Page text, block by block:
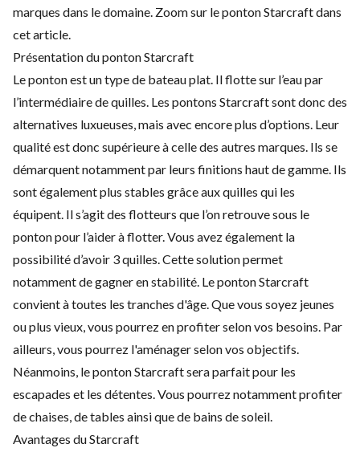
marques dans le domaine. Zoom sur leponton Starcraftdans
cet article.
Présentation du ponton Starcraft
Lepontonest un type de bateau plat. Il flotte sur l’eau par
l’intermédiaire de quilles. Les pontons Starcraft sont donc des
alternatives luxueuses, mais avec encore plus d’options. Leur
qualité est donc supérieure à celle des autres marques. Ils se
démarquent notamment par leurs finitions haut de gamme. Ils
sont également plus stables grâce aux quilles qui les
équipent. Il s’agit des flotteurs que l’on retrouve sous le
ponton pour l’aider à flotter. Vous avez également la
possibilité d’avoir 3 quilles. Cette solution permet
notamment de gagner en stabilité. Le ponton Starcraft
convient à toutes les tranches d'âge. Que vous soyez jeunes
ou plus vieux, vous pourrez en profiter selon vos besoins. Par
ailleurs, vous pourrez l'aménager selon vos objectifs.
Néanmoins, le ponton Starcraft sera parfait pour les
escapades et les détentes. Vous pourrez notamment profiter
de chaises, de tables ainsi que de bains de soleil.
Avantages du Starcraft